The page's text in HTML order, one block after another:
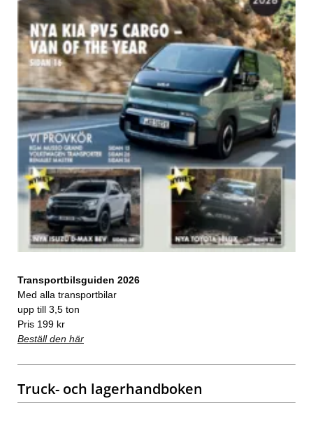
Transportbilsguiden 2026
Med alla transportbilar
upp till 3,5 ton
Pris 199 kr
Beställ den här
Truck- och lagerhandboken